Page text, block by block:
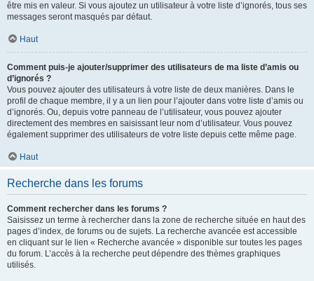
être mis en valeur. Si vous ajoutez un utilisateur à votre liste d’ignorés, tous ses
messages seront masqués par défaut.
Haut
Comment puis-je ajouter/supprimer des utilisateurs de ma liste d’amis ou
d’ignorés ?
Vous pouvez ajouter des utilisateurs à votre liste de deux manières. Dans le
profil de chaque membre, il y a un lien pour l’ajouter dans votre liste d’amis ou
d’ignorés. Ou, depuis votre panneau de l’utilisateur, vous pouvez ajouter
directement des membres en saisissant leur nom d’utilisateur. Vous pouvez
également supprimer des utilisateurs de votre liste depuis cette même page.
Haut
Recherche dans les forums
Comment rechercher dans les forums ?
Saisissez un terme à rechercher dans la zone de recherche située en haut des
pages d’index, de forums ou de sujets. La recherche avancée est accessible
en cliquant sur le lien « Recherche avancée » disponible sur toutes les pages
du forum. L’accès à la recherche peut dépendre des thèmes graphiques
utilisés.